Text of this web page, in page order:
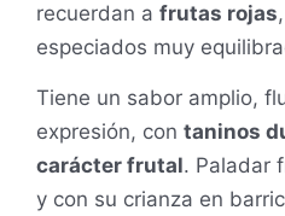
recuerdan a frutas rojas
especiados muy
Tiene un sabor amplio,
expresión, con taninos
carácter frutal. Paladar
y con su crianza en